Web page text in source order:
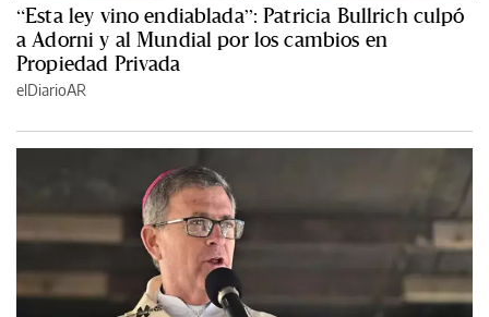
“Esta ley vino endiablada”: Patricia Bullrich culpó
a Adorni y al Mundial por los cambios en
Propiedad Privada
elDiarioAR